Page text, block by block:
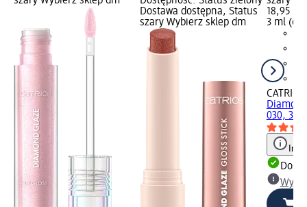
Dostawa dostępna, Status
szary Wybierz sklep dm
18,95 zł
3 ml
CATRICE
030, 3 ml